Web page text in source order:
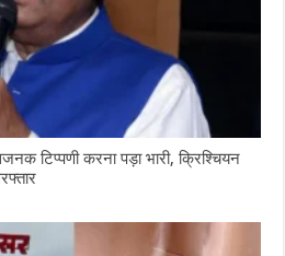
टिप्पणी करना पड़ा भारी, क्रिश्चियन